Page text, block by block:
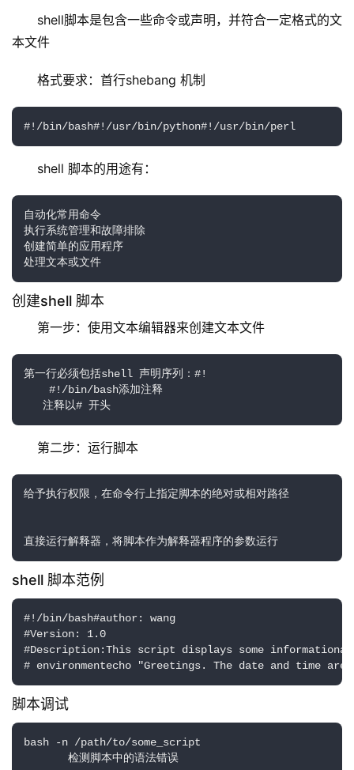
shell脚本是包含一些命令或声明，并符合一定格式的文
本文件
格式要求：首行shebang 机制
#!/bin/bash#!/usr/bin/python#!/usr/bin/perl
shell 脚本的用途有：
自动化常用命令
执行系统管理和故障排除
创建简单的应用程序
处理文本或文件
创建shell 脚本
第一步：使用文本编辑器来创建文本文件
第一行必须包括shell 声明序列：#!
#!/bin/bash添加注释
注释以# 开头
第二步：运行脚本
给予执行权限，在命令行上指定脚本的绝对或相对路径
直接运行解释器，将脚本作为解释器程序的参数运行
shell 脚本范例
#!/bin/bash#author: wang
#Version: 1.0
#Description:This script displays some
# environmentecho "Greetings. The date and time
脚本调试
bash -n /path/to/some_script
检测脚本中的语法错误